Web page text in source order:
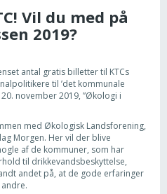
Vil du med på
2019?
antal gratis billetter til KTCs
til ’det kommunale
november 2019, ”Økologi i
med Økologisk Landsforening,
Morgen. Her vil der blive
af de kommuner, som har
til drikkevandsbeskyttelse,
andet på, at de gode erfaringer